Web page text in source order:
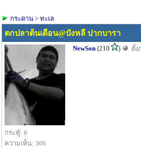
กระดาน > ทะเล
ตกปลาต้นเดือน@บังหลี ปากบารา
กระทู้: 6
ความเห็น: 306
NewSon (210 ) ตั้ง